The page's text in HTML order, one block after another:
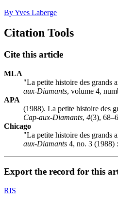
By Yves Laberge
Citation Tools
Cite this article
MLA
"La petite histoire des grands
aux-Diamants, volume 4,
APA
(1988). La petite histoire des
Cap-aux-Diamants, 4(3),
Chicago
"La petite histoire des grands
aux-Diamants 4, no. 3 (1988)
Export the record for this
RIS